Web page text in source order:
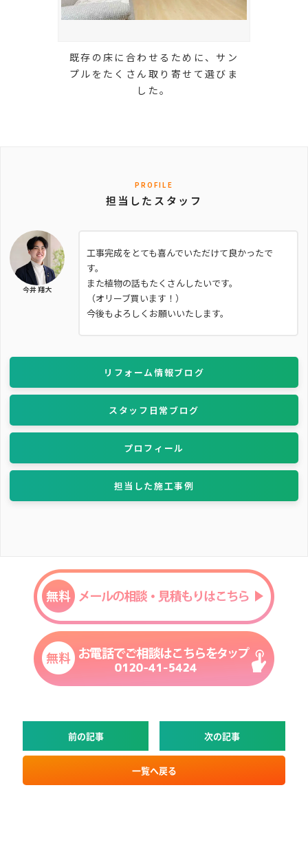
既存の床に合わせるために、サン
プルをたくさん取り寄せて選びま
した。
PROFILE
担当したスタッフ
今井 翔大
工事完成をとても喜んでいただけて良かったで
す。
また植物の話もたくさんしたいです。
（オリーブ買います！）
今後もよろしくお願いいたします。
リフォーム情報ブログ
スタッフ日常ブログ
プロフィール
担当した施工事例
前の記事 次の記事
一覧へ戻る